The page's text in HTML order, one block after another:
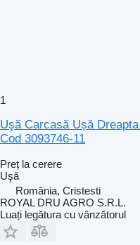
1
Uşă Carcasă Ușă
Cod 3093746-11
Preț la cerere
Uşă
România, Cristesti
ROYAL DRU AGRO S.R.L.
Luați legătura cu vânzătorul